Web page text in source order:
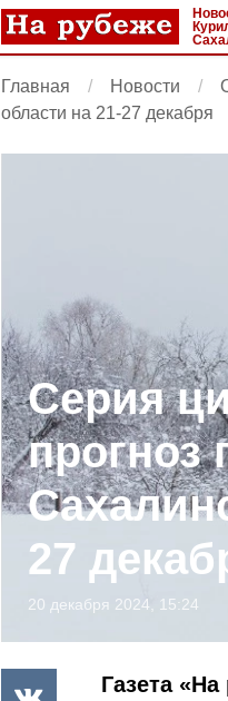
Главная Новости
области на 21-27 декабря
Серия
прогноз
27
20 декабря 2024, 15:24
Газета